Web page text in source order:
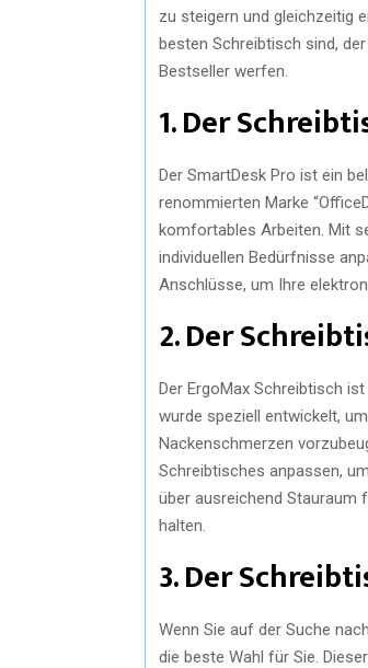
zu steigern und gleichzeitig
besten Schreibtisch sind,
Bestseller werfen.
1. Der
Der SmartDesk Pro ist ein
renommierten Marke
komfortables Arbeiten. Mit
individuellen Bedürfnisse
Anschlüsse, um Ihre
2. Der
Der ErgoMax Schreibtisch
wurde speziell entwickelt,
Nackenschmerzen
Schreibtisches anpassen,
über ausreichend Stauraum
halten.
3. Der
Wenn Sie auf der Suche
die beste Wahl für Sie.